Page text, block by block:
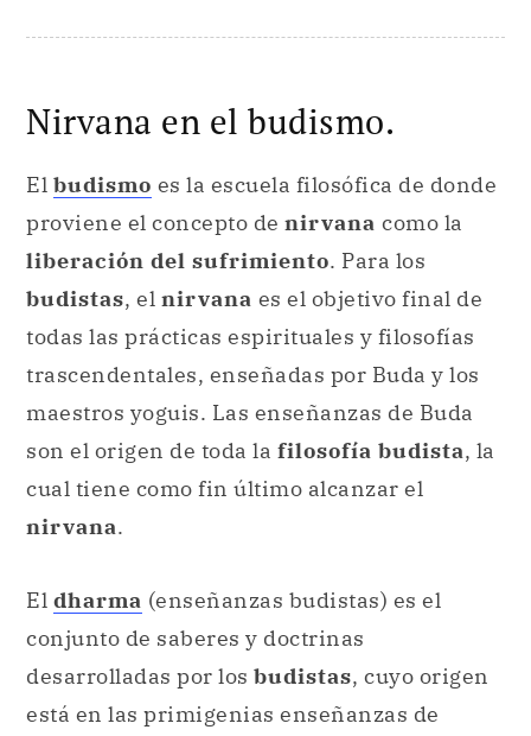
Nirvana en el budismo.
El budismo es la escuela filosófica de donde
proviene el concepto de nirvana como la
liberación del sufrimiento. Para los
budistas, el nirvana es el objetivo final de
todas las prácticas espirituales y filosofías
trascendentales, enseñadas por Buda y los
maestros yoguis. Las enseñanzas de Buda
son el origen de toda la filosofía budista, la
cual tiene como fin último alcanzar el
nirvana.
El dharma (enseñanzas budistas) es el
conjunto de saberes y doctrinas
desarrolladas por los budistas, cuyo origen
está en las primigenias enseñanzas de